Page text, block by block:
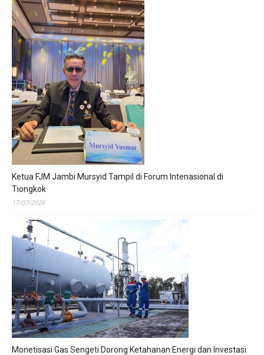
Ketua FJM Jambi Mursyid Tampil di Forum Intenasional di
Tiongkok
17/07/2026
Monetisasi Gas Sengeti Dorong Ketahanan Energi dan Investasi